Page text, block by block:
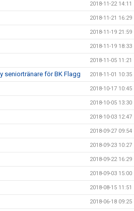
2018-11-22 14:11
2018-11-21 16:29
2018-11-19 21:59
2018-11-19 18:33
2018-11-05 11:21
seniortränare för BK Flagg 2018-11-01 10:35
2018-10-17 10:45
2018-10-05 13:30
2018-10-03 12:47
2018-09-27 09:54
2018-09-23 10:27
2018-09-22 16:29
2018-09-03 15:00
2018-08-15 11:51
2018-06-18 09:25